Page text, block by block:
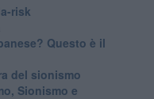
risk
Questo è il
del sionismo
Sionismo e